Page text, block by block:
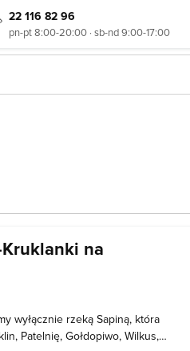
22 116 82 96
pn-pt 8:00-20:00 · sb-nd 9:00-17:00
na
wyłącznie rzeką Sapiną, która
Patelnię, Gołdopiwo, Wilkus,